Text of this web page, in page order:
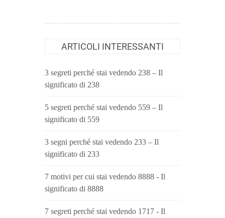
ARTICOLI INTERESSANTI
3 segreti perché stai vedendo 238 – Il
significato di 238
5 segreti perché stai vedendo 559 – Il
significato di 559
3 segni perché stai vedendo 233 – Il
significato di 233
7 motivi per cui stai vedendo 8888 - Il
significato di 8888
7 segreti perché stai vedendo 1717 - Il